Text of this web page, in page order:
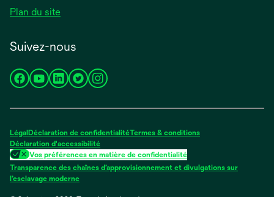
Plan du site
Suivez-nous
s’ouvre
nouvel
onglet
s’ouvre
nouvel
onglet
s’ouvre
nouvel
onglet
s’ouvre
nouvel
onglet
s’ouvre
nouvel
onglet
LégalDéclaration de confidentialitéTermes & conditions
Déclaration d'accessibilité
Vos préférences en matière de confidentialité
Transparence des chaînes d’approvisionnement et divulgations sur
l’esclavage modernes’ouvre